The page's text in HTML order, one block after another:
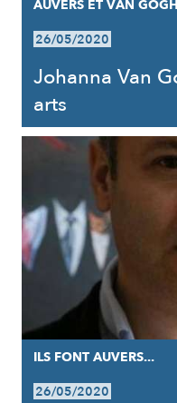
AUVERS ET VAN GOGH
26/05/2020
Johanna Van
arts
ILS FONT AUVERS...
26/05/2020